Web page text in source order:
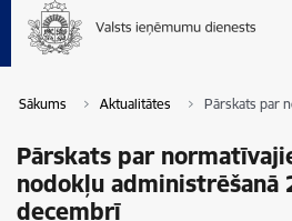
Sākums Aktualitātes Pārskats par
Pārskats par
nodokļu administrēšanā
decembrī